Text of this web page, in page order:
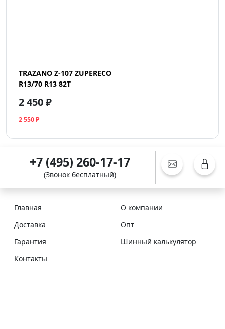
TRAZANO Z-107 ZUPERECO
R13/70 R13 82T
2 450 ₽
2 550 ₽
+7 (495) 260-17-17
(Звонок бесплатный)
Главная
О компании
Доставка
Опт
Гарантия
Шинный калькулятор
Контакты